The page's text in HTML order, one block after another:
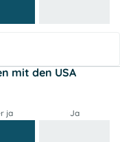
mit den USA
ja Ja